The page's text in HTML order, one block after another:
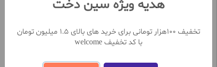
مدل خاردار و شیاردار
حاوی ژل روان کننده، ماده تاخیری و اسانس وانیل
حفظ بهداشت و سلامتی جنسی
با خاصیت ارتجاعی بالا
هدیه ویژه سین دخت
تخفیف 100هزار تومانی برای خرید های بالای 1.5 میلیون تومان
با کد تخفیف welcome